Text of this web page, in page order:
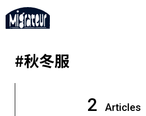
#秋冬服
2 Articles